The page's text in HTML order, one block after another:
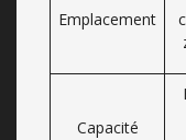
Emplacement
Capacité